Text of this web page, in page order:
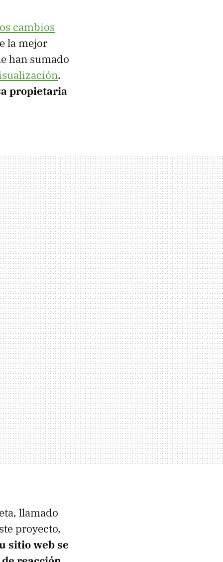
cambios
la mejor
han sumado
.
propietaria
llamado
proyecto,
sitio web se